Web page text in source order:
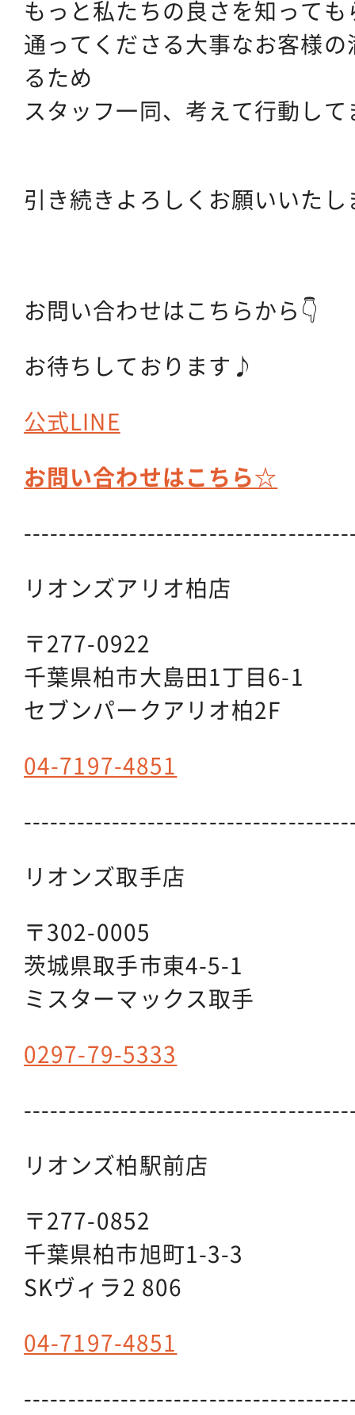
もっと私たちの良さを知って
通ってくださる大事なお客様
るため
スタッフ一同、考えて行動し
引き続きよろしくお願いいた
お問い合わせはこちらから👇
お待ちしております♪
公式LINE
お問い合わせはこちら☆
リオンズアリオ柏店
〒277-0922
千葉県柏市大島田1丁目6-1
セブンパークアリオ柏2F
04-7197-4851
リオンズ取手店
〒302-0005
茨城県取手市東4-5-1
ミスターマックス取手
0297-79-5333
リオンズ柏駅前店
〒277-0852
千葉県柏市旭町1-3-3
SKヴィラ2 806
04-7197-4851